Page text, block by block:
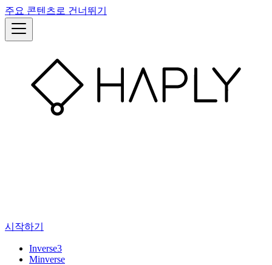
주요 콘텐츠로 건너뛰기
시작하기
Inverse3
Minverse